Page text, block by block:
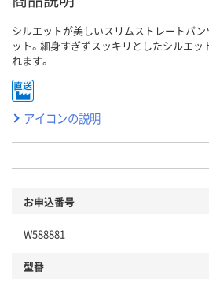
シルエットが美しいスリムストレートパ
ット。細身すぎずスッキリとしたシルエッ
れます。
アイコンの説明
お申込番号
W588881
型番